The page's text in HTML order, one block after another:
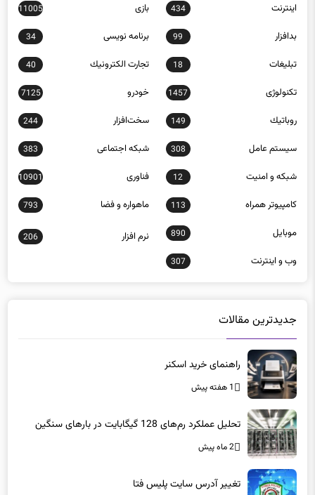
اينترنت 434 بازی 11005
بدافزار 99 برنامه نويسی 34
تبلیغات 18 تجارت الكترونيك 40
تکنولوژی 1457 خودرو 7125
روباتيك 149 سخت‌افزار 244
سيستم عامل 308 شبكه اجتماعی 383
شبكه و امنيت 12 فناوری 10901
كامپيوتر همراه 113 ماهواره و فضا 793
موبايل 890 نرم افزار 206
وب و اينترنت 307
جدیدترین مقالات
راهنمای خرید اسکنر
1 هفته پیش
تحلیل عملکرد رم‌های 128 گیگابایت در بارهای سنگین
2 ماه پیش
تغییر آدرس سایت پلیس فتا